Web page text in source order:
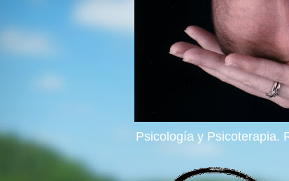
Psicología y Psicoterapia.